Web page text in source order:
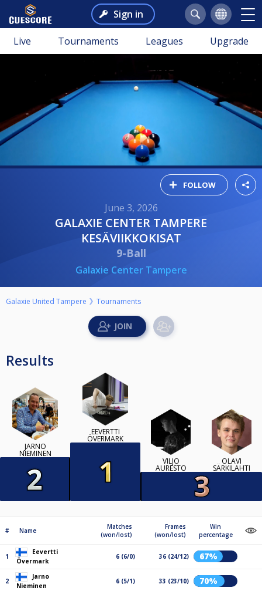
Sign in
Live Tournaments Leagues Upgrade
FOLLOW
June 3, 2026
GALAXIE CENTER TAMPERE
KESÄVIIKKOKISAT
9-Ball
Galaxie Center Tampere
Galaxie United Tampere Tournaments
Results
JARNO
NIEMINEN
EEVERTTI
ÖVERMARK
VILJO
AURESTO
OLAVI
SÄRKILAHTI
# Name
Matches
(won/lost)
Frames
(won/lost)
Win
percentage
1
Eevertti
Övermark
6 (6/0) 36 (24/12) 67%
2
Jarno
Nieminen
6 (5/1) 33 (23/10) 70%